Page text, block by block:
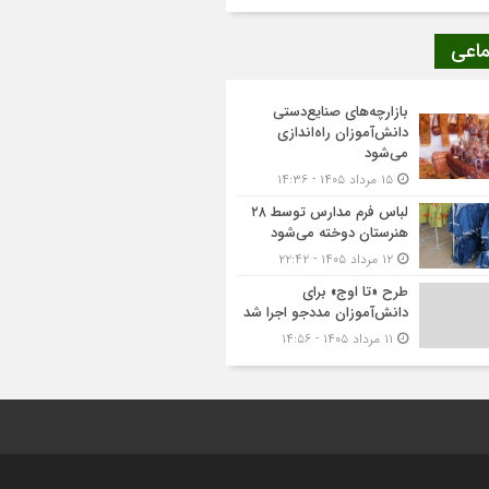
بازارچه‌های صنایع‌دستی
دانش‌آموزان راه‌اندازی
می‌شود
لباس فرم مدارس توسط ۲۸
هنرستان‌ دوخته می‌شود
طرح «تا اوج» برای
دانش‌آموزان مددجو اجرا شد